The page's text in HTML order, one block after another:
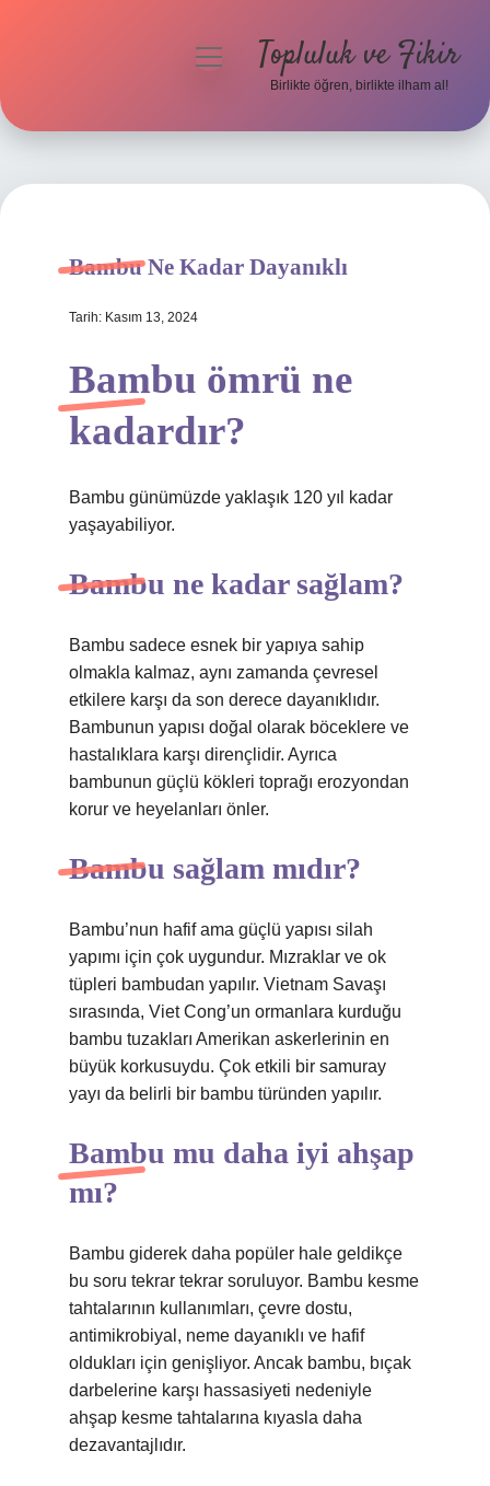
Hakkımızda
menüyüTopluluk ve Fikir
Birlikte öğren, birlikte ilham al!
Bambu Ne Kadar Dayanıklı
Tarih: Kasım 13, 2024
Bambu ömrü ne
kadardır?
Bambu günümüzde yaklaşık 120 yıl kadar
yaşayabiliyor.
Bambu ne kadar sağlam?
Bambu sadece esnek bir yapıya sahip
olmakla kalmaz, aynı zamanda çevresel
etkilere karşı da son derece dayanıklıdır.
Bambunun yapısı doğal olarak böceklere ve
hastalıklara karşı dirençlidir. Ayrıca
bambunun güçlü kökleri toprağı erozyondan
korur ve heyelanları önler.
Bambu sağlam mıdır?
Bambu’nun hafif ama güçlü yapısı silah
yapımı için çok uygundur. Mızraklar ve ok
tüpleri bambudan yapılır. Vietnam Savaşı
sırasında, Viet Cong’un ormanlara kurduğu
bambu tuzakları Amerikan askerlerinin en
büyük korkusuydu. Çok etkili bir samuray
yayı da belirli bir bambu türünden yapılır.
Bambu mu daha iyi ahşap
mı?
Bambu giderek daha popüler hale geldikçe
bu soru tekrar tekrar soruluyor. Bambu kesme
tahtalarının kullanımları, çevre dostu,
antimikrobiyal, neme dayanıklı ve hafif
oldukları için genişliyor. Ancak bambu, bıçak
darbelerine karşı hassasiyeti nedeniyle
ahşap kesme tahtalarına kıyasla daha
dezavantajlıdır.